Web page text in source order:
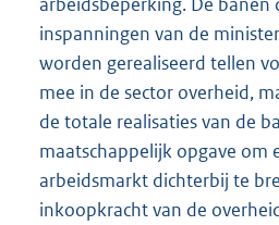
inspanningen van de
worden gerealiseerd tellen
mee in de sector overheid,
de totale realisaties van de
maatschappelijk opgave om
arbeidsmarkt dichterbij te
inkoopkracht van de